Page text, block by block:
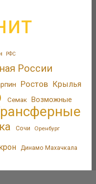
РФС
России
Ростов Крылья
Семак Возможные
Сочи Оренбург
Динамо Махачкала